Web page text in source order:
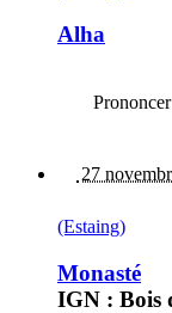
Alha
27
(Estaing)
Monasté
IGN : Bois